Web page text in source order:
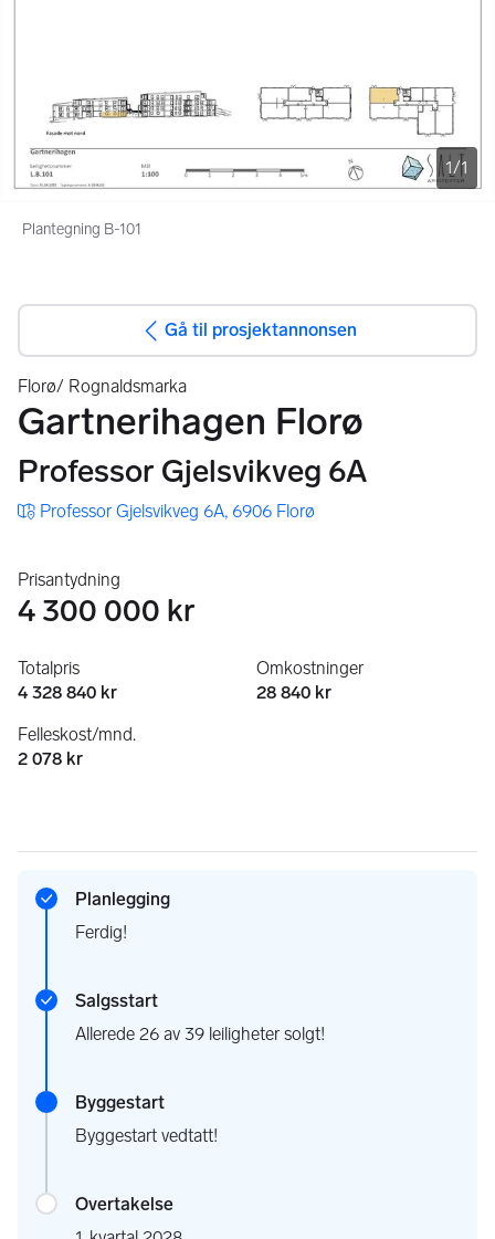
1/1
Plantegning B-101
Gå til prosjektannonsen
Florø/ Rognaldsmarka
Gartnerihagen Florø
Professor Gjelsvikveg 6A
Professor Gjelsvikveg 6A, 6906 Florø
Prisantydning
4 300 000 kr
Totalpris
4 328 840 kr
Omkostninger
28 840 kr
Felleskost/mnd.
2 078 kr
Planlegging
Ferdig!
Salgsstart
Allerede 26 av 39 leiligheter solgt!
Byggestart
Byggestart vedtatt!
Overtakelse